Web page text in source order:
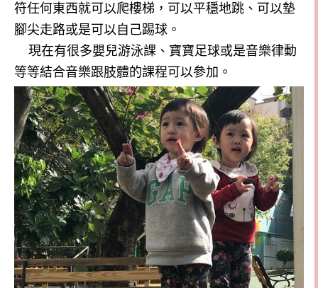
符任何東西就可以爬樓梯，可以平穩地跳、可以墊
腳尖走路或是可以自己踢球。
現在有很多嬰兒游泳課、寶寶足球或是音樂律動
等等結合音樂跟肢體的課程可以參加。